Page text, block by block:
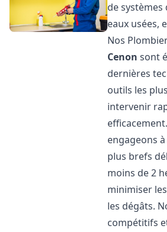
de
eaux usées,
Nos
Cenon sont
dernières
outils les
intervenir
engageons
plus brefs
moins de 2
minimiser
les dégâts.
compétitifs